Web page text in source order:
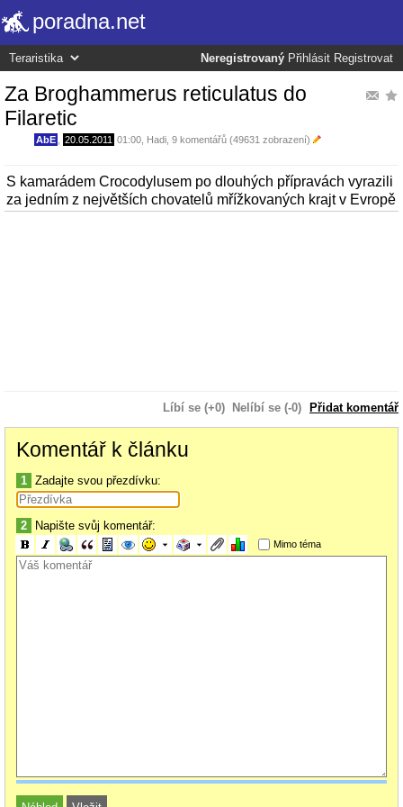
poradna.net
Neregistrovaný Přihlásit Registrovat
Za Broghammerus reticulatus do
Filaretic
AbE 20.05.2011 01:00 Hadi , 9 komentářů (49631 zobrazení)
S kamarádem Crocodylusem po dlouhých přípravách vyrazili
za jedním z největších chovatelů mřížkovaných krajt v Evropě
2.5.2011
Společně s kamarádem Honzou jsme se rozhodli rozšířit naše chovy o
Broghammerus reticulatus. Vzhledem k velikosti těchto zvířat a našim
prostorovým možnostem příchází v úvahu pouze „malé“ ostrovní formy
těchto nádherných hadů. Honza se rozhodl pro Madu, které patří s velikostí
do 220 cm mezi nejmenší. Mne nejvíce zaujala forma Bali. Nádherná
zkušenosti chovatelů v českém a později i v anglickém jazyce, vyměňuji si
emaily s chovateli z celého světa a vůbec, dělám vše pro to, abych urychlil
Líbí se (+0) Nelíbí se (-0) Přidat komentář
Komentář k článku
1 Zadajte svou přezdívku:
2 Napište svůj komentář:
Mimo téma